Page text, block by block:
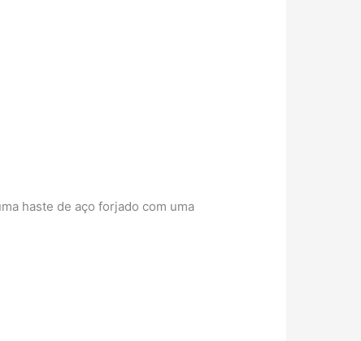
haste de aço forjado com uma